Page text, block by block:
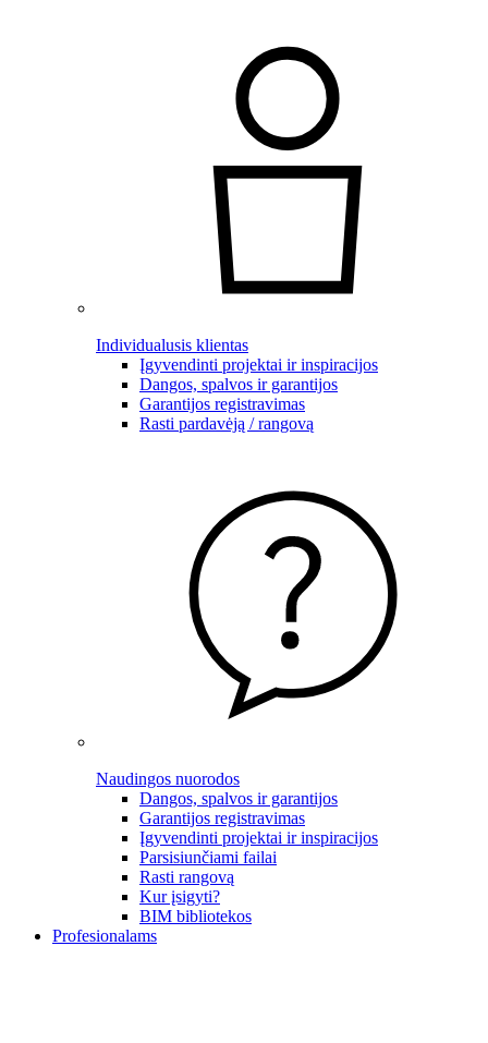
Individualusis klientas
Įgyvendinti projektai ir inspiracijos
Dangos, spalvos ir garantijos
Garantijos registravimas
Rasti pardavėją / rangovą
Naudingos nuorodos
Dangos, spalvos ir garantijos
Garantijos registravimas
Įgyvendinti projektai ir inspiracijos
Parsisiunčiami failai
Rasti rangovą
Kur įsigyti?
BIM bibliotekos
Profesionalams